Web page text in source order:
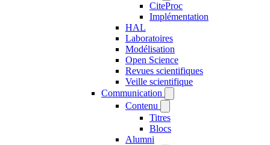
CiteProc
Implémentation
HAL
Laboratoires
Modélisation
Open Science
Revues scientifiques
Veille scientifique
Communication
Contenu
Titres
Blocs
Alumni